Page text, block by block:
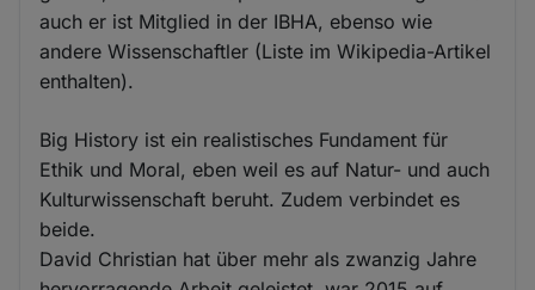
auch er ist Mitglied in der IBHA, ebenso wie
andere Wissenschaftler (Liste im Wikipedia-Artikel
enthalten).
Big History ist ein realistisches Fundament für
Ethik und Moral, eben weil es auf Natur- und auch
Kulturwissenschaft beruht. Zudem verbindet es
beide.
David Christian hat über mehr als zwanzig Jahre